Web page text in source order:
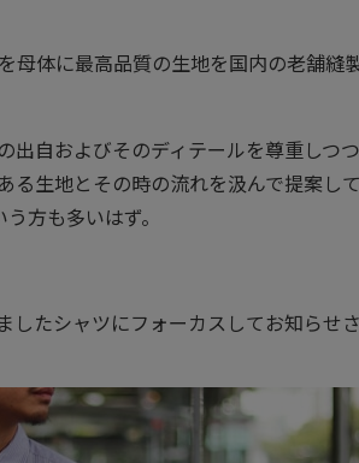
母体に最高品質の生地を国内の老舗縫
出自およびそのディテールを尊重しつ
生地とその時の流れを汲んで提案し
方も多いはず。
たシャツにフォーカスしてお知らせさ